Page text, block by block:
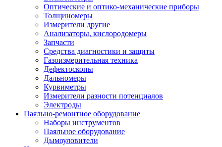
Оптические и оптико-механические приборы
Толщиномеры
Измерители другие
Анализаторы, кислородомеры
Запчасти
Средства диагностики и защиты
Газоизмерительная техника
Дефектоскопы
Дальномеры
Курвиметры
Измерители разности потенциалов
Электроды
Паяльно-ремонтное оборудование
Наборы инструментов
Паяльное оборудование
Дымоуловители